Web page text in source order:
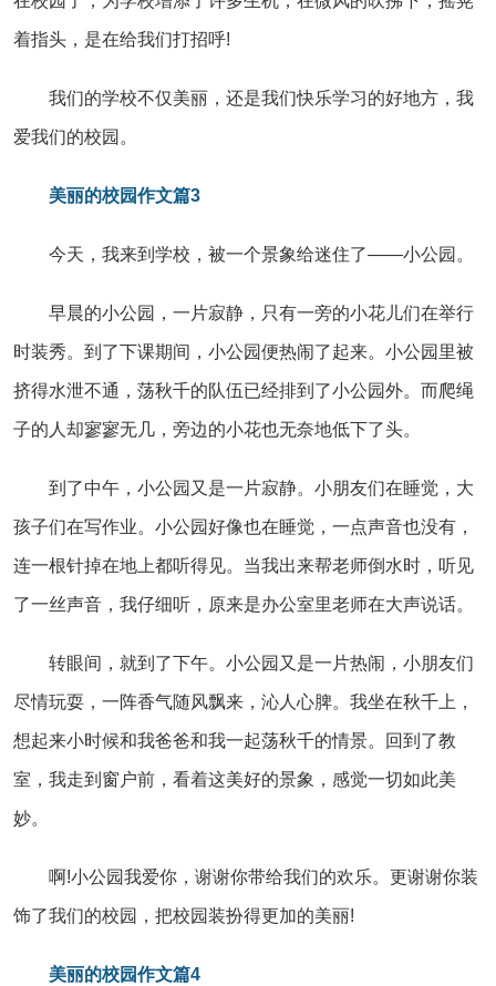
着指头，是在给我们打招呼!
我们的学校不仅美丽，还是我们快乐学习的好地方，我
爱我们的校园。
美丽的校园作文篇3
今天，我来到学校，被一个景象给迷住了——小公园。
早晨的小公园，一片寂静，只有一旁的小花儿们在举行
时装秀。到了下课期间，小公园便热闹了起来。小公园里被
挤得水泄不通，荡秋千的队伍已经排到了小公园外。而爬绳
子的人却寥寥无几，旁边的小花也无奈地低下了头。
到了中午，小公园又是一片寂静。小朋友们在睡觉，大
孩子们在写作业。小公园好像也在睡觉，一点声音也没有，
连一根针掉在地上都听得见。当我出来帮老师倒水时，听见
了一丝声音，我仔细听，原来是办公室里老师在大声说话。
转眼间，就到了下午。小公园又是一片热闹，小朋友们
尽情玩耍，一阵香气随风飘来，沁人心脾。我坐在秋千上，
想起来小时候和我爸爸和我一起荡秋千的情景。回到了教
室，我走到窗户前，看着这美好的景象，感觉一切如此美
妙。
啊!小公园我爱你，谢谢你带给我们的欢乐。更谢谢你装
饰了我们的校园，把校园装扮得更加的美丽!
美丽的校园作文篇4